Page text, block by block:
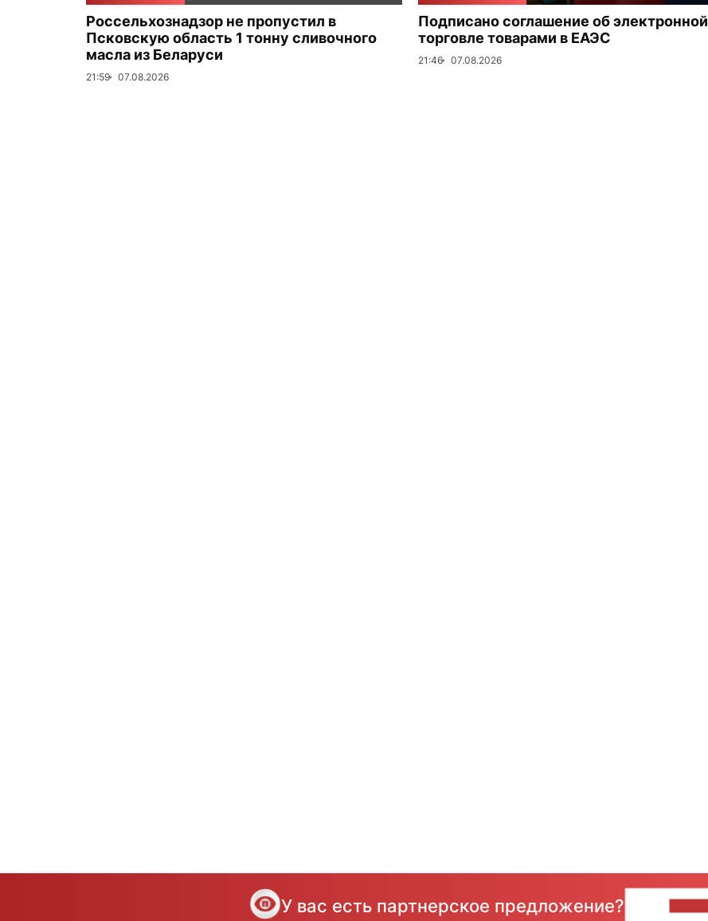
Россельхознадзор не пропустил в
Псковскую область 1 тонну сливочного
масла из Беларуси
21:59 07.08.2026
Подписано соглашение об электронной
торговле товарами в ЕАЭС
21:46 07.08.2026
У вас есть партнерское предложение?